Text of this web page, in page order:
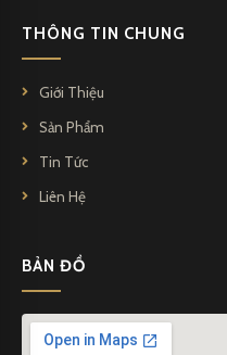
THÔNG TIN CHUNG
Giới Thiệu
Sản Phẩm
Tin Tức
Liên Hệ
BẢN ĐỒ